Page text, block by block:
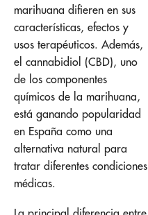
marihuana difieren en sus
características, efectos y
usos terapéuticos. Además,
el cannabidiol (CBD), uno
de los componentes
químicos de la marihuana,
está ganando popularidad
en España como una
alternativa natural para
tratar diferentes condiciones
médicas.